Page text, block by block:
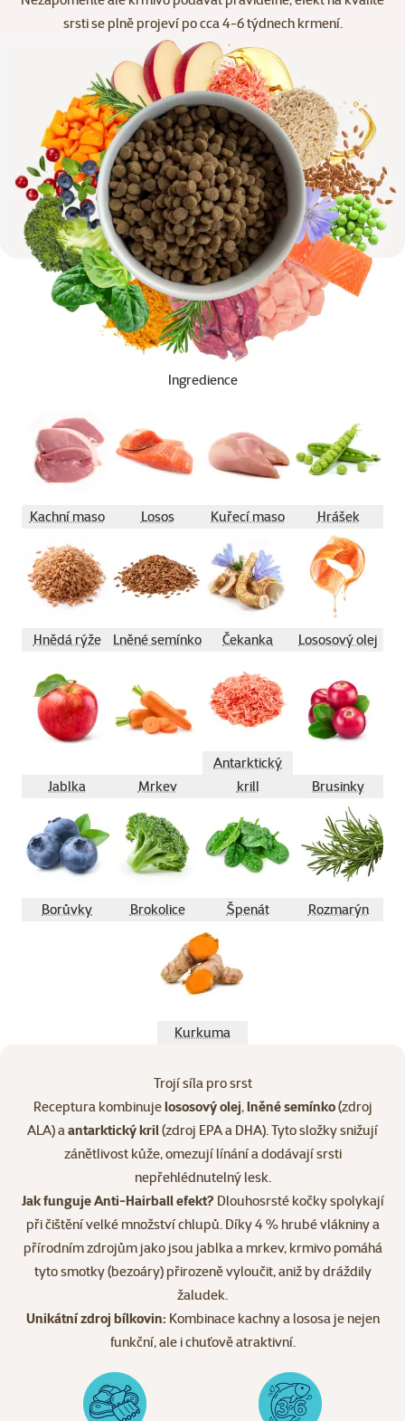
srsti se plně projeví po cca 4-6 týdnech krmení.
Ingredience
Kachní maso Losos Kuřecí maso Hrášek
Hnědá rýže Lněné semínko Čekanka Lososový olej
Jablka Mrkev
Antarktický
krill
Brusinky
Borůvky Brokolice Špenát Rozmarýn
Kurkuma
Trojí síla pro srst
Receptura kombinujelososový olej,lněné semínko(zdroj
ALA) aantarktický kril(zdroj EPA a DHA). Tyto složky snižují
zánětlivost kůže, omezují línání a dodávají srsti
nepřehlédnutelný lesk.
Jak funguje Anti-Hairball efekt? Dlouhosrsté kočky spolykají
při čištění velké množství chlupů. Díky 4 % hrubé vlákniny a
přírodním zdrojům jako jsou jablka a mrkev, krmivo pomáhá
tyto smotky (bezoáry) přirozeně vyloučit, aniž by dráždily
žaludek.
Unikátní zdroj bílkovin: Kombinace kachny a lososa je nejen
funkční, ale i chuťově atraktivní.